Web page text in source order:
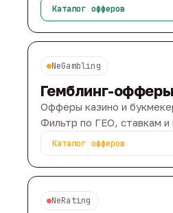
Каталог офферов
NeGambling
Гемблинг-офферы
Офферы казино и
Фильтр по ГЕО, ставкам и
Каталог офферов
NeRating